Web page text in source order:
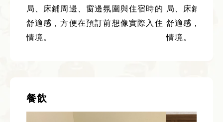
局、床鋪周邊、窗邊氛圍與住宿時的
舒適感，方便在預訂前想像實際入住
情境。
局、床鋪周邊
舒適感，方便
情境。
餐飲